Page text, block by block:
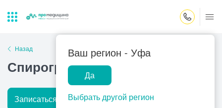
Ваш регион - Уфа
Да
Выбрать другой регион
Лабораторная
диагностика
ПроМедицина
онлайн
Закрыть поиск
Популярные запросы
Прием врача-гинеколога
Назад
Спирография
Записаться на прием Подробнее